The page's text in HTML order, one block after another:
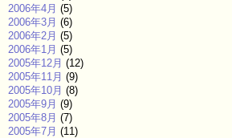
2006年4月 (5)
2006年3月 (6)
2006年2月 (5)
2006年1月 (5)
2005年12月 (12)
2005年11月 (9)
2005年10月 (8)
2005年9月 (9)
2005年8月 (7)
2005年7月 (11)